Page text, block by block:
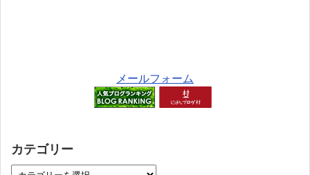
メールフォーム
カテゴリー